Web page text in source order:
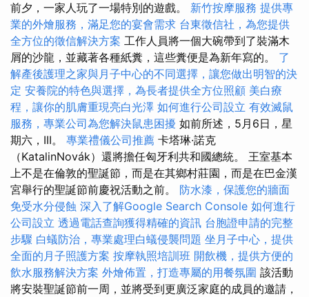
前夕，一家人玩了一場特別的遊戲。 新竹按摩服務 提供專
業的外燴服務，滿足您的宴會需求 台東徵信社，為您提供
全方位的徵信解決方案 工作人員將一個大碗帶到了裝滿木
屑的沙龍，並藏著各種紙糞，這些糞便是為新年寫的。 了
解產後護理之家與月子中心的不同選擇，讓您做出明智的決
定 安養院的特色與選擇，為長者提供全方位照顧 美白療
程，讓你的肌膚重現亮白光澤 如何進行公司設立 有效滅鼠
服務，專業公司為您解決鼠患困擾 如前所述，5月6日，星
期六，III。 專業禮儀公司推薦 卡塔琳·諾克
（KatalinNovák）還將擔任匈牙利共和國總統。 王室基本
上不是在倫敦的聖誕節，而是在其鄉村莊園，而是在巴金漢
宮舉行的聖誕節前慶祝活動之前。 防水漆，保護您的牆面
免受水分侵蝕 深入了解Google Search Console 如何進行
公司設立 透過電話查詢獲得精確的資訊 台胞證申請的完整
步驟 白蟻防治，專業處理白蟻侵襲問題 坐月子中心，提供
全面的月子照護方案 按摩執照培訓班 開飲機，提供方便的
飲水服務解決方案 外燴佈置，打造專屬的用餐氛圍 該活動
將安裝聖誕節前一周，並將受到更廣泛家庭的成員的邀請，